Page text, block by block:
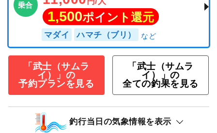
乗合
1,500ポイント還元
マダイ ハマチ（ブリ）
「武士（サムラ
イ）」の
予約プランを見る
「武士（サムラ
イ）」の
全ての釣果を見る
釣行当日の気象情報を表示